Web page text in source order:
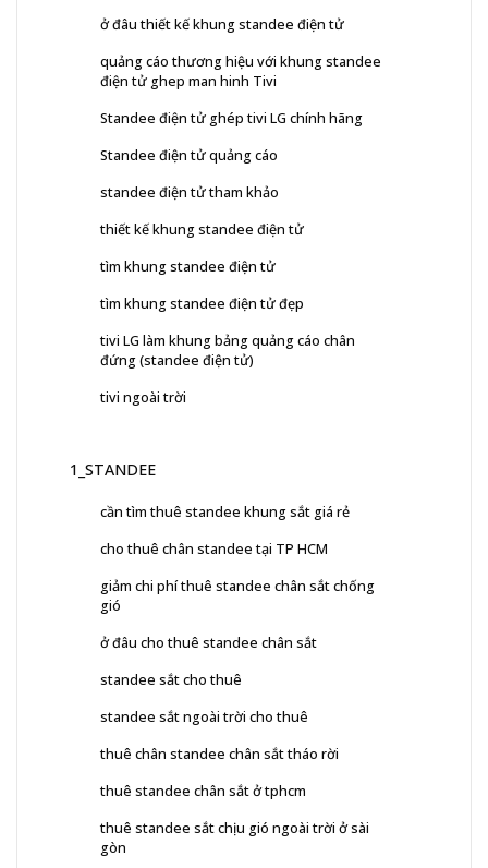
ở đâu thiết kế khung standee điện tử
quảng cáo thương hiệu với khung standee
điện tử ghep man hinh Tivi
Standee điện tử ghép tivi LG chính hãng
Standee điện tử quảng cáo
standee điện tử tham khảo
thiết kế khung standee điện tử
tìm khung standee điện tử
tìm khung standee điện tử đẹp
tivi LG làm khung bảng quảng cáo chân
đứng (standee điện tử)
tivi ngoài trời
1_STANDEE
cần tìm thuê standee khung sắt giá rẻ
cho thuê chân standee tại TP HCM
giảm chi phí thuê standee chân sắt chống
gió
ở đâu cho thuê standee chân sắt
standee sắt cho thuê
standee sắt ngoài trời cho thuê
thuê chân standee chân sắt tháo rời
thuê standee chân sắt ở tphcm
thuê standee sắt chịu gió ngoài trời ở sài
gòn